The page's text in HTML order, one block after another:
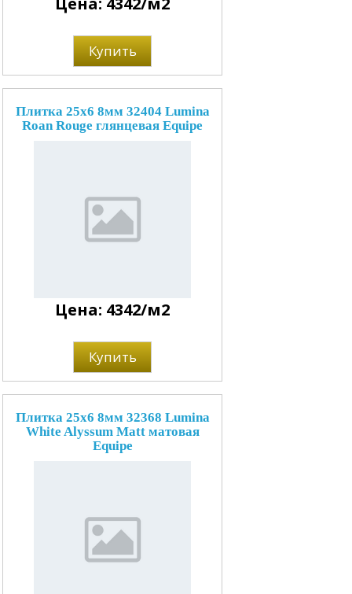
Купить
Плитка 25x6 8мм 32404 Lumina
Roan Rouge глянцевая Equipe
Цена: 4342/м2
Купить
Плитка 25x6 8мм 32368 Lumina
White Alyssum Matt матовая
Equipe